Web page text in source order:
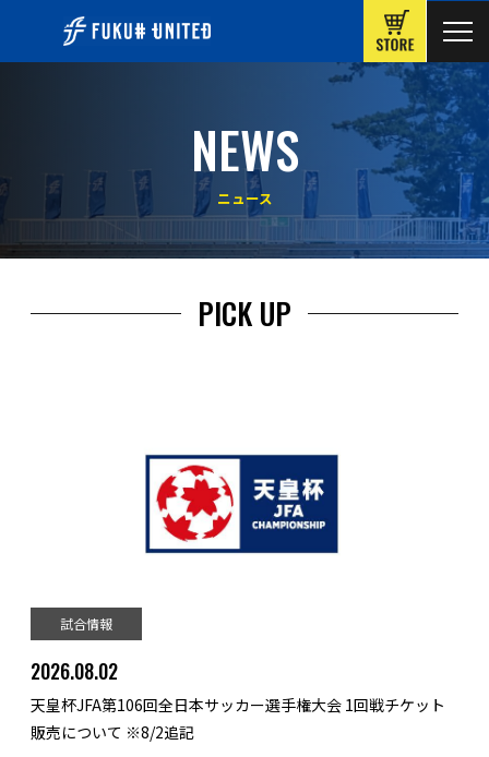
NEWS
ニュース
PICK UP
試合情報
2026.08.02
天皇杯JFA第106回全日本サッカー選手権大会 1回戦チケット
販売について ※8/2追記